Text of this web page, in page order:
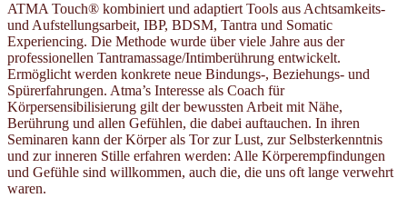
ATMA Touch® kombiniert und adaptiert Tools aus Achtsamkeits-
und Aufstellungsarbeit, IBP, BDSM, Tantra und Somatic
Experiencing. Die Methode wurde über viele Jahre aus der
professionellen Tantramassage/Intimberührung entwickelt.
Ermöglicht werden konkrete neue Bindungs-, Beziehungs- und
Spürerfahrungen. Atma’s Interesse als Coach für
Körpersensibilisierung gilt der bewussten Arbeit mit Nähe,
Berührung und allen Gefühlen, die dabei auftauchen. In ihren
Seminaren kann der Körper als Tor zur Lust, zur Selbsterkenntnis
und zur inneren Stille erfahren werden: Alle Körperempfindungen
und Gefühle sind willkommen, auch die, die uns oft lange verwehrt
waren.